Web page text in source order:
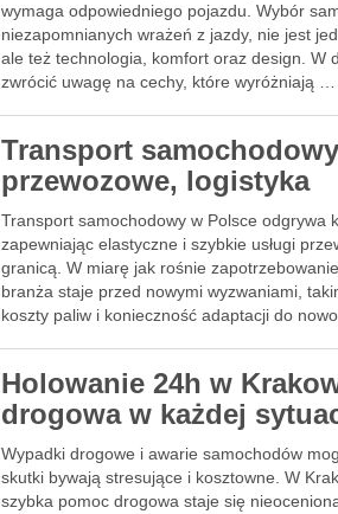
wymaga odpowiedniego pojazdu. Wybór
niezapomnianych wrażeń z jazdy, nie jest
ale też technologia, komfort oraz design. W
zwrócić uwagę na cechy, które wyróżniają …
Transport
przewozowe, logistyka
Transport samochodowy w Polsce odgrywa
zapewniając elastyczne i szybkie usługi
granicą. W miarę jak rośnie
branża staje przed nowymi wyzwaniami,
koszty paliw i konieczność adaptacji do
Holowanie 24h w
drogowa w każdej
Wypadki drogowe i awarie samochodów
skutki bywają stresujące i kosztowne. W
szybka pomoc drogowa staje się